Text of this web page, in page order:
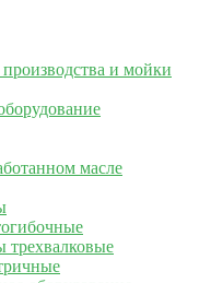
и мойки
масле
трехвалковые